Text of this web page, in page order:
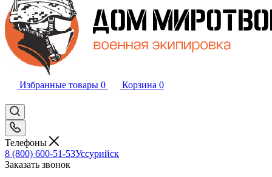
Избранные товары 0 Корзина 0
Телефоны
8 (800) 600-51-53Уссурийск
Заказать звонок